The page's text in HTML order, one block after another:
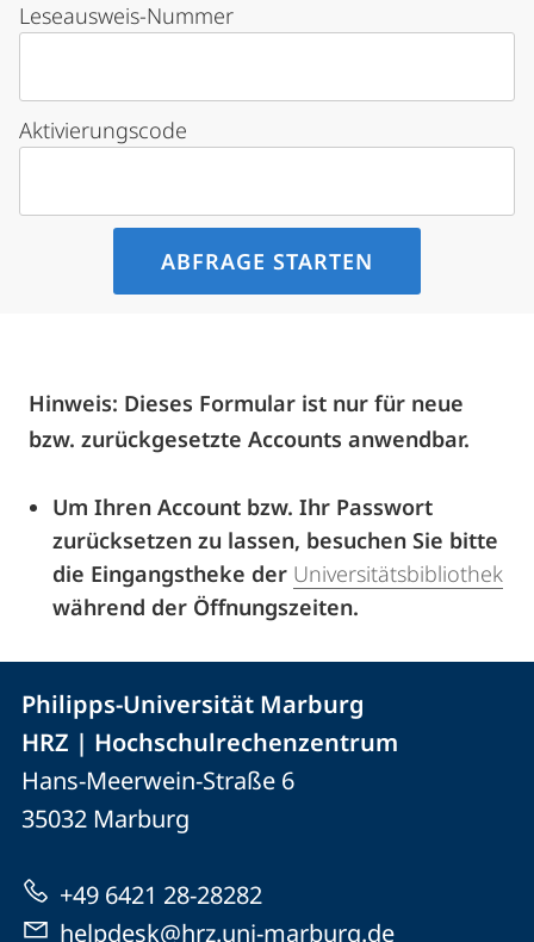
Leseausweis-Nummer
Aktivierungscode
Hinweis: Dieses Formular ist nur für neue
bzw. zurückgesetzte Accounts anwendbar.
Um Ihren Account bzw. Ihr Passwort
zurücksetzen zu lassen, besuchen Sie bitte
die Eingangstheke der Universitätsbibliothek
während der Öffnungszeiten.
Kontakt
und
Informationen
zur
Website
Kontaktinformationen
der
Universität
Marburg
Philipps-Universität Marburg
HRZ | Hochschulrechenzentrum
Hans-Meerwein-Straße 6
35032 Marburg
+49 6421 28-28282
helpdesk@hrz.uni-marburg.de